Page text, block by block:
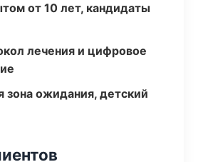
от 10 лет, кандидаты
лечения и цифровое
зона ожидания, детский